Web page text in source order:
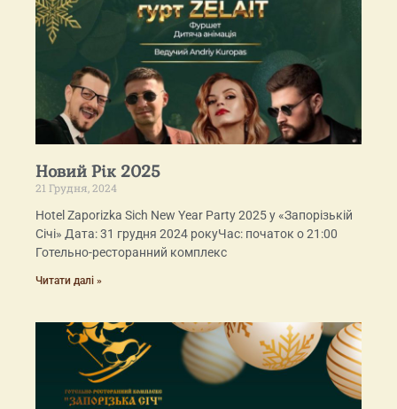
Новий Рік 2025
21 Грудня, 2024
Hotel Zaporizka Sich New Year Party 2025 у «Запорізькій
Січі» Дата: 31 грудня 2024 рокуЧас: початок о 21:00
Готельно-ресторанний комплекс
Читати далі »